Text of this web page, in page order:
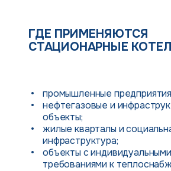
ГДЕ ПРИМЕНЯЮТСЯ
СТАЦИОНАРНЫЕ
промышленные
нефтегазовые и
объекты;
жилые кварталы и
инфраструктура;
объекты с индивидуальными
требованиями к